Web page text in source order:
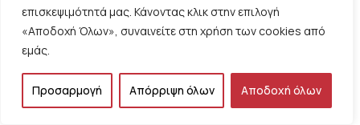
επισκεψιμότητά μας. Κάνοντας κλικ στην επιλογή
«Αποδοχή Όλων», συναινείτε στη χρήση των cookies από
εμάς.
Προσαρμογή Απόρριψη όλων Αποδοχή όλων
Radu Jude
Ilker Kaleli
Asif Kapadia
Semih Kaplanoğlu